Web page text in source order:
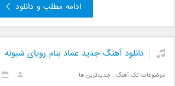
ادامه مطلب و دانلود
دانلود آهنگ جدید عماد بنام رویای شبونه
موضوعات:تک آهنگ ,جدیدترین ها